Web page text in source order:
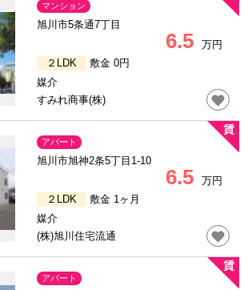
マンション
旭川市5条通7丁目
6.5
万円
２LDK
敷金 0円
媒介
すみれ商事(株)
アパート
旭川市旭神2条5丁目1-10
6.5
万円
２LDK
敷金 1ヶ月
媒介
(株)旭川住宅流通
アパート